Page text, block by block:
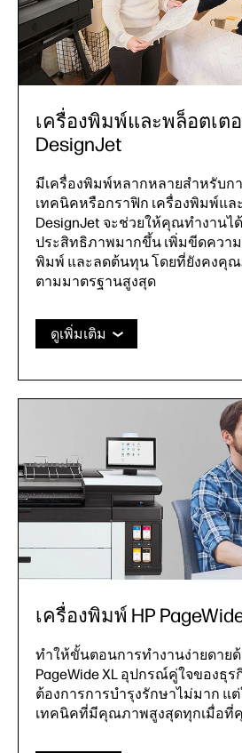
เครื่องพิมพ์และพล็อตเตอ
DesignJet
มีเครื่องพิมพ์หลากหลายสำหรับก
เทคนิคหรือกราฟิก เครื่องพิมพ์แล
DesignJet จะช่วยให้คุณทำงานไ
ประสิทธิภาพมากขึ้น เพิ่มขีดควา
พิมพ์ และลดต้นทุน โดยที่ยังคงคุ
ตามมาตรฐานสูงสุด
ดูเพิ่มเติม
เครื่องพิมพ์ HP
ทําให้ขั้นตอนการทํางานง่ายดายด้
PageWide XL อุปกรณ์คู่ใจของธุ
ต้องการการบํารุงรักษาไม่มาก แ
เทคนิคที่มีคุณภาพสูงสุดทุกเมื่อที่